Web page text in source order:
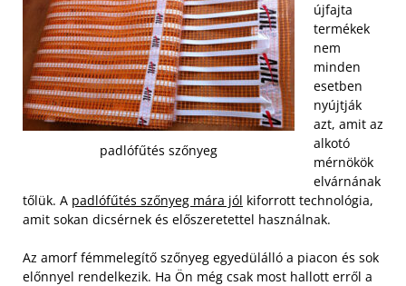
padlófűtés szőnyeg
újfajta
termékek
nem
minden
esetben
nyújtják
azt, amit az
alkotó
mérnökök
elvárnának
tőlük. A padlófűtés szőnyeg mára jól kiforrott technológia,
amit sokan dicsérnek és előszeretettel használnak.
Az amorf fémmelegítő szőnyeg egyedülálló a piacon és sok
előnnyel rendelkezik. Ha Ön még csak most hallott erről a